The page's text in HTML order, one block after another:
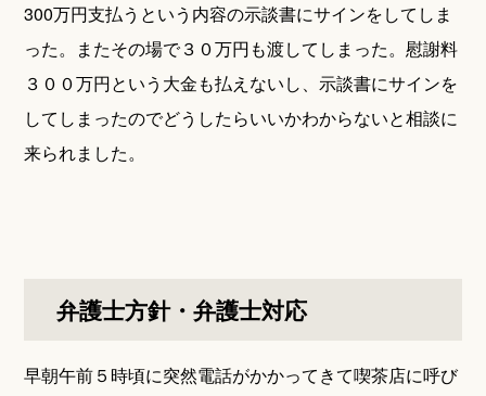
300万円支払うという内容の示談書にサインをしてしま
った。またその場で３０万円も渡してしまった。慰謝料
３００万円という大金も払えないし、示談書にサインを
してしまったのでどうしたらいいかわからないと相談に
来られました。
弁護士方針・弁護士対応
早朝午前５時頃に突然電話がかかってきて喫茶店に呼び